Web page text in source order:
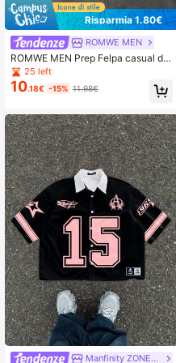
Risparmia 1.80€
ROMWE MEN
ROMWE MEN Prep Felpa casual da
uomo a maniche lunghe con stamp
a a lettere
25 left
10.18€ -15% 11.98€
Manfinity ZONE917